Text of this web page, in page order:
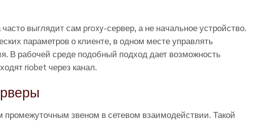
выглядит сам proxy-сервер, а не начальное устройство.
параметров о клиенте, в одном месте управлять
В рабочей среде подобный подход дает возможность
riobet через канал.
звеном в сетевом взаимодействии. Такой